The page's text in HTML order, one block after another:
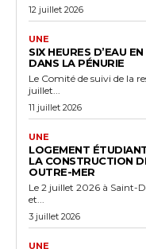
12 juillet 2026
UNE
SIX HEURES D’EAU
DANS LA PÉNURIE
Le Comité de suivi de la
juillet...
11 juillet 2026
UNE
LOGEMENT
LA CONSTRUCTION
OUTRE-MER
Le 2 juillet 2026 à Saint-
et...
3 juillet 2026
UNE